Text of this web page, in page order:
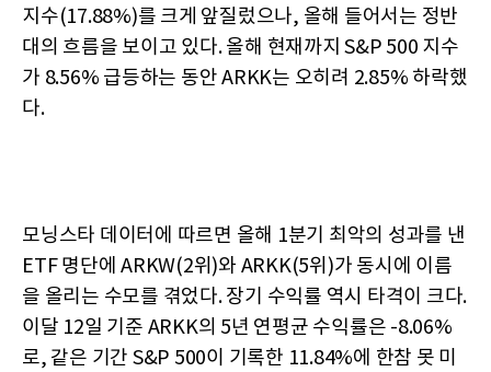
지수(17.88%)를 크게 앞질렀으나, 올해 들어서는 정반
대의 흐름을 보이고 있다. 올해 현재까지 S&P 500 지수
가 8.56% 급등하는 동안 ARKK는 오히려 2.85% 하락했
다.
모닝스타 데이터에 따르면 올해 1분기 최악의 성과를 낸
ETF 명단에 ARKW(2위)와 ARKK(5위)가 동시에 이름
을 올리는 수모를 겪었다. 장기 수익률 역시 타격이 크다.
이달 12일 기준 ARKK의 5년 연평균 수익률은 -8.06%
로, 같은 기간 S&P 500이 기록한 11.84%에 한참 못 미